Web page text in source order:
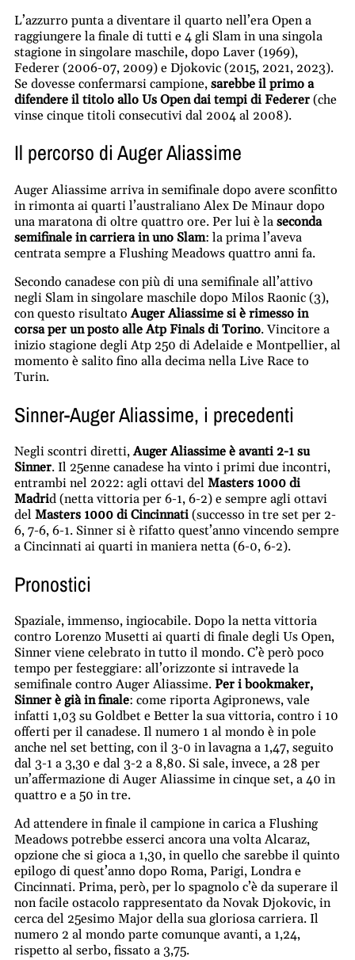
L’azzurro punta a diventare il quarto nell’era Open a
raggiungere la finale di tutti e 4 gli Slam in una singola
stagione in singolare maschile, dopo Laver (1969),
Federer (2006-07, 2009) e Djokovic (2015, 2021, 2023).
Se dovesse confermarsi campione, sarebbe il primo a
difendere il titolo allo Us Open dai tempi di Federer (che
vinse cinque titoli consecutivi dal 2004 al 2008).
Il percorso di Auger Aliassime
Auger Aliassime arriva in semifinale dopo avere sconfitto
in rimonta ai quarti l’australiano Alex De Minaur dopo
una maratona di oltre quattro ore. Per lui è la seconda
semifinale in carriera in uno Slam: la prima l’aveva
centrata sempre a Flushing Meadows quattro anni fa.
Secondo canadese con più di una semifinale all’attivo
negli Slam in singolare maschile dopo Milos Raonic (3),
con questo risultatoAuger Aliassime si è rimesso in
corsa per un posto alle Atp Finals di Torino. Vincitore a
inizio stagione degli Atp 250 di Adelaide e Montpellier, al
momento è salito fino alla decima nella Live Race to
Turin.
Sinner-Auger Aliassime, i precedenti
Negli scontri diretti,Auger Aliassime è avanti 2-1 su
Sinner. Il 25enne canadese ha vinto i primi due incontri,
entrambi nel 2022: agli ottavi del Masters 1000 di
Madrid (netta vittoria per 6-1, 6-2) e sempre agli ottavi
del Masters 1000 di Cincinnati (successo in tre set per 2-
6, 7-6, 6-1. Sinner si è rifatto quest’anno vincendo sempre
a Cincinnati ai quarti in maniera netta (6-0, 6-2).
Pronostici
Spaziale, immenso, ingiocabile. Dopo la netta vittoria
contro Lorenzo Musetti ai quarti di finale degli Us Open,
Sinner viene celebrato in tutto il mondo. C’è però poco
tempo per festeggiare: all’orizzonte si intravede la
semifinale contro Auger Aliassime. Per i bookmaker,
Sinner è già in finale: come riporta Agipronews, vale
infatti 1,03 su Goldbet e Better la sua vittoria, contro i 10
offerti per il canadese. Il numero 1 al mondo è in pole
anche nel set betting, con il 3-0 in lavagna a 1,47, seguito
dal 3-1 a 3,30 e dal 3-2 a 8,80. Si sale, invece, a 28 per
un’affermazione di Auger Aliassime in cinque set, a 40 in
quattro e a 50 in tre.
Ad attendere in finale il campione in carica a Flushing
Meadows potrebbe esserci ancora una volta Alcaraz,
opzione che si gioca a 1,30, in quello che sarebbe il quinto
epilogo di quest’anno dopo Roma, Parigi, Londra e
Cincinnati. Prima, però, per lo spagnolo c’è da superare il
non facile ostacolo rappresentato da Novak Djokovic, in
cerca del 25esimo Major della sua gloriosa carriera. Il
numero 2 al mondo parte comunque avanti, a 1,24,
rispetto al serbo, fissato a 3,75.